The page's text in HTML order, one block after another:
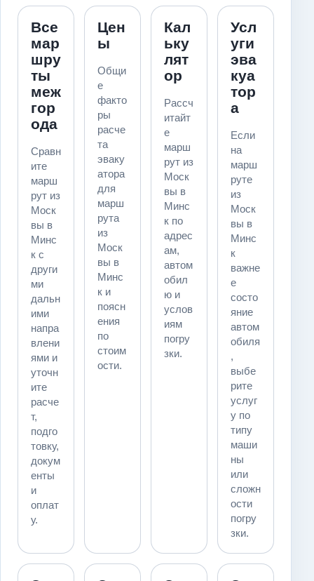
Все
мар
шру
ты
меж
гор
ода
Сравн
ите
марш
рут из
Моск
вы в
Минс
к с
други
ми
дальн
ими
напра
влени
ями и
уточн
ите
расче
т,
подго
товку,
докум
енты
и
оплат
у.
Цен
ы
Общи
е
факто
ры
расче
та
эваку
атора
для
марш
рута
из
Моск
вы в
Минс
к и
поясн
ения
по
стоим
ости.
Кал
ьку
лят
ор
Рассч
итайт
е
марш
рут из
Моск
вы в
Минс
к по
адрес
ам,
автом
обил
ю и
услов
иям
погру
зки.
Усл
уги
эва
куа
тор
а
Если
на
марш
руте
из
Моск
вы в
Минс
к
важне
е
состо
яние
автом
обиля
,
выбе
рите
услуг
у по
типу
маши
ны
или
сложн
ости
погру
зки.